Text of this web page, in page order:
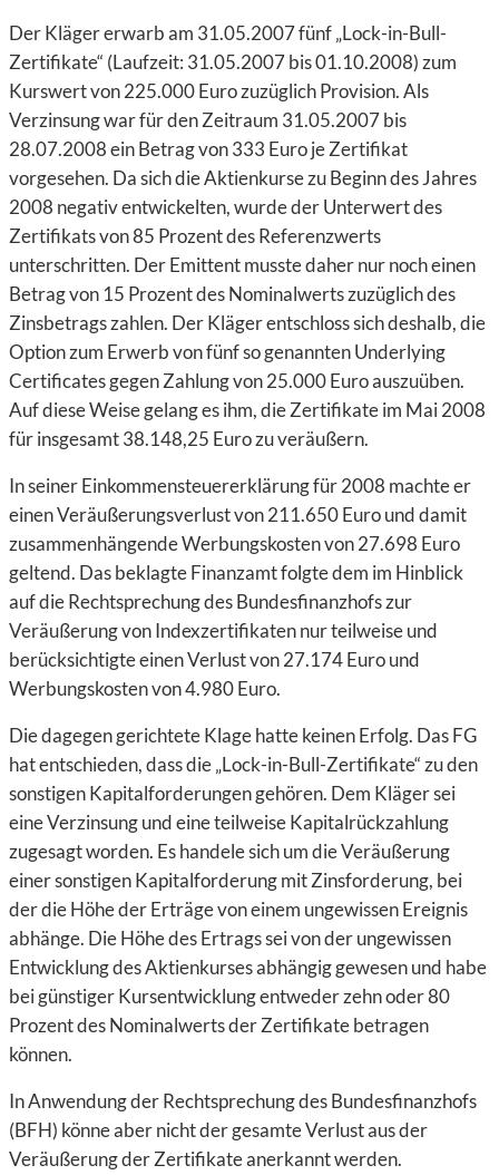
Der Kläger erwarb am 31.05.2007 fünf „Lock-in-Bull-
Zertifikate“ (Laufzeit: 31.05.2007 bis 01.10.2008) zum
Kurswert von 225.000 Euro zuzüglich Provision. Als
Verzinsung war für den Zeitraum 31.05.2007 bis
28.07.2008 ein Betrag von 333 Euro je Zertifikat
vorgesehen. Da sich die Aktienkurse zu Beginn des Jahres
2008 negativ entwickelten, wurde der Unterwert des
Zertifikats von 85 Prozent des Referenzwerts
unterschritten. Der Emittent musste daher nur noch einen
Betrag von 15 Prozent des Nominalwerts zuzüglich des
Zinsbetrags zahlen. Der Kläger entschloss sich deshalb, die
Option zum Erwerb von fünf so genannten Underlying
Certificates gegen Zahlung von 25.000 Euro auszuüben.
Auf diese Weise gelang es ihm, die Zertifikate im Mai 2008
für insgesamt 38.148,25 Euro zu veräußern.
In seiner Einkommensteuererklärung für 2008 machte er
einen Veräußerungsverlust von 211.650 Euro und damit
zusammenhängende Werbungskosten von 27.698 Euro
geltend. Das beklagte Finanzamt folgte dem im Hinblick
auf die Rechtsprechung des Bundesfinanzhofs zur
Veräußerung von Indexzertifikaten nur teilweise und
berücksichtigte einen Verlust von 27.174 Euro und
Werbungskosten von 4.980 Euro.
Die dagegen gerichtete Klage hatte keinen Erfolg. Das FG
hat entschieden, dass die „Lock-in-Bull-Zertifikate“ zu den
sonstigen Kapitalforderungen gehören. Dem Kläger sei
eine Verzinsung und eine teilweise Kapitalrückzahlung
zugesagt worden. Es handele sich um die Veräußerung
einer sonstigen Kapitalforderung mit Zinsforderung, bei
der die Höhe der Erträge von einem ungewissen Ereignis
abhänge. Die Höhe des Ertrags sei von der ungewissen
Entwicklung des Aktienkurses abhängig gewesen und habe
bei günstiger Kursentwicklung entweder zehn oder 80
Prozent des Nominalwerts der Zertifikate betragen
können.
In Anwendung der Rechtsprechung des Bundesfinanzhofs
(BFH) könne aber nicht der gesamte Verlust aus der
Veräußerung der Zertifikate anerkannt werden.